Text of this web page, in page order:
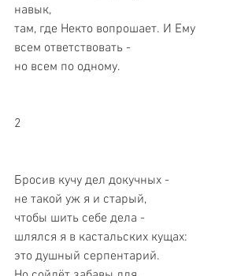
навык,
там, где Некто вопрошает. И Ему
всем ответствовать -
но всем по одному.
2
Бросив кучу дел докучных -
не такой уж я и старый,
чтобы шить себе дела -
шлялся я в кастальских кущах:
это душный серпентарий.